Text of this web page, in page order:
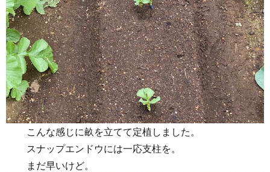
こんな感じに畝を立てて定植しました。
スナップエンドウには一応支柱を。
まだ早いけど。